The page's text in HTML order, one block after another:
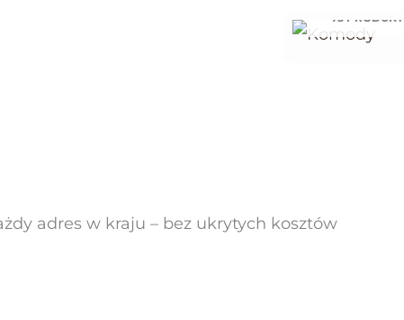
75
adres w kraju – bez ukrytych kosztów